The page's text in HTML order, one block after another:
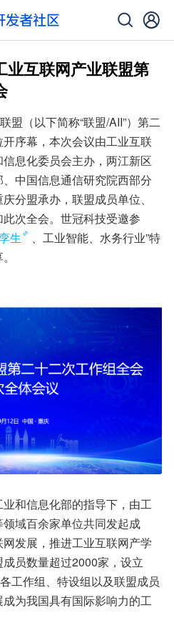
业互联网产业联盟第
盟（以下简称“联盟/AII”）第二
序幕，本次会议由工业互联
息化委员会主办，两江新区
中国信息通信研究院西部分
分盟承办，联盟成员单位、
次全会。世冠科技受邀参
生
、工业智能、水务行业”特
和信息化部的指导下，由工
域百余家单位共同发起成
发展，推进工业互联网产学
员数量超过2000家，设立
工作组、特设组以及联盟成员
为我国具有国际影响力的工